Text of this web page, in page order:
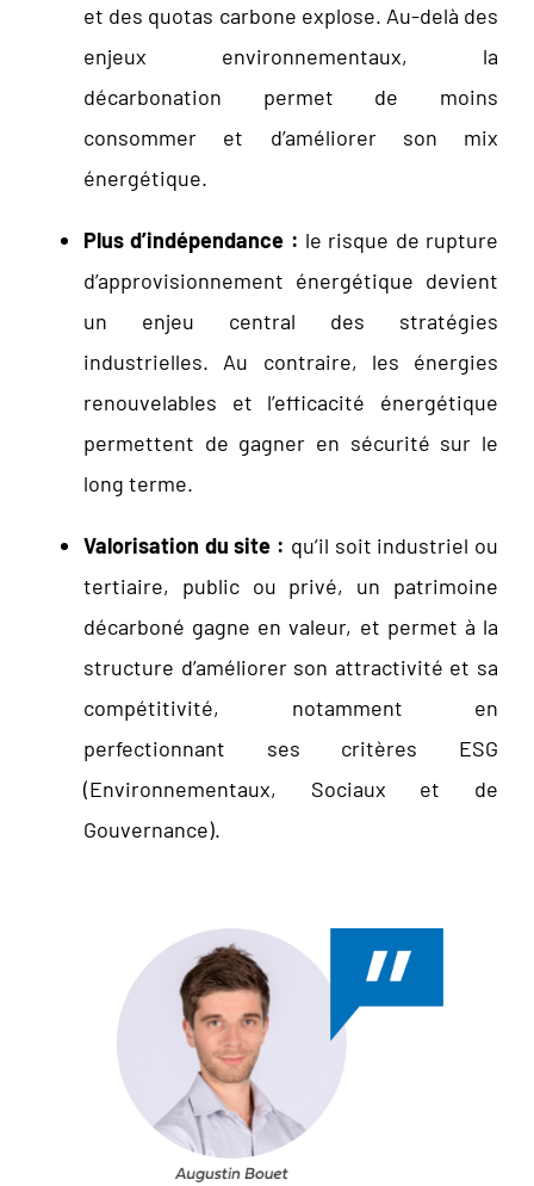
et des quotas carbone explose. Au-delà des
enjeux environnementaux, la
décarbonation permet de moins
consommer et d’améliorer son mix
énergétique.
Plus d’indépendance : le risque de rupture
d’approvisionnement énergétique devient
un enjeu central des stratégies
industrielles. Au contraire, les énergies
renouvelables et l’efficacité énergétique
permettent de gagner en sécurité sur le
long terme.
Valorisation du site : qu’il soit industriel ou
tertiaire, public ou privé, un patrimoine
décarboné gagne en valeur, et permet à la
structure d’améliorer son attractivité et sa
compétitivité, notamment en
perfectionnant ses critères ESG
(Environnementaux, Sociaux et de
Gouvernance).